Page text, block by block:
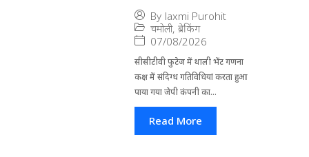
By laxmi Purohit
चमोली, ब्रेकिंग
07/08/2026
सीसीटीवी फुटेज में थाली भेंट गणना
कक्ष में संदिग्ध गतिविधियां करता हुआ
पाया गया जेपी कंपनी का...
Read More